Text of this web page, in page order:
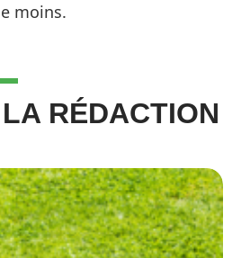
moins.
RÉDACTION